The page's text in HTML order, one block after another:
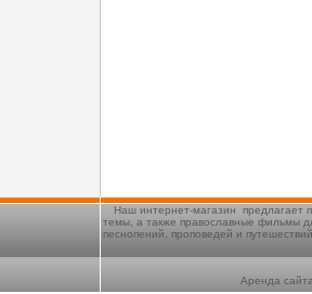
Наш интернет-магазин предлагает
темы, а также православные фильмы
песнопений, проповедей и
Аренда